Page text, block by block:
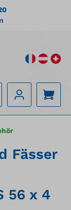
Fässer
56 x 4